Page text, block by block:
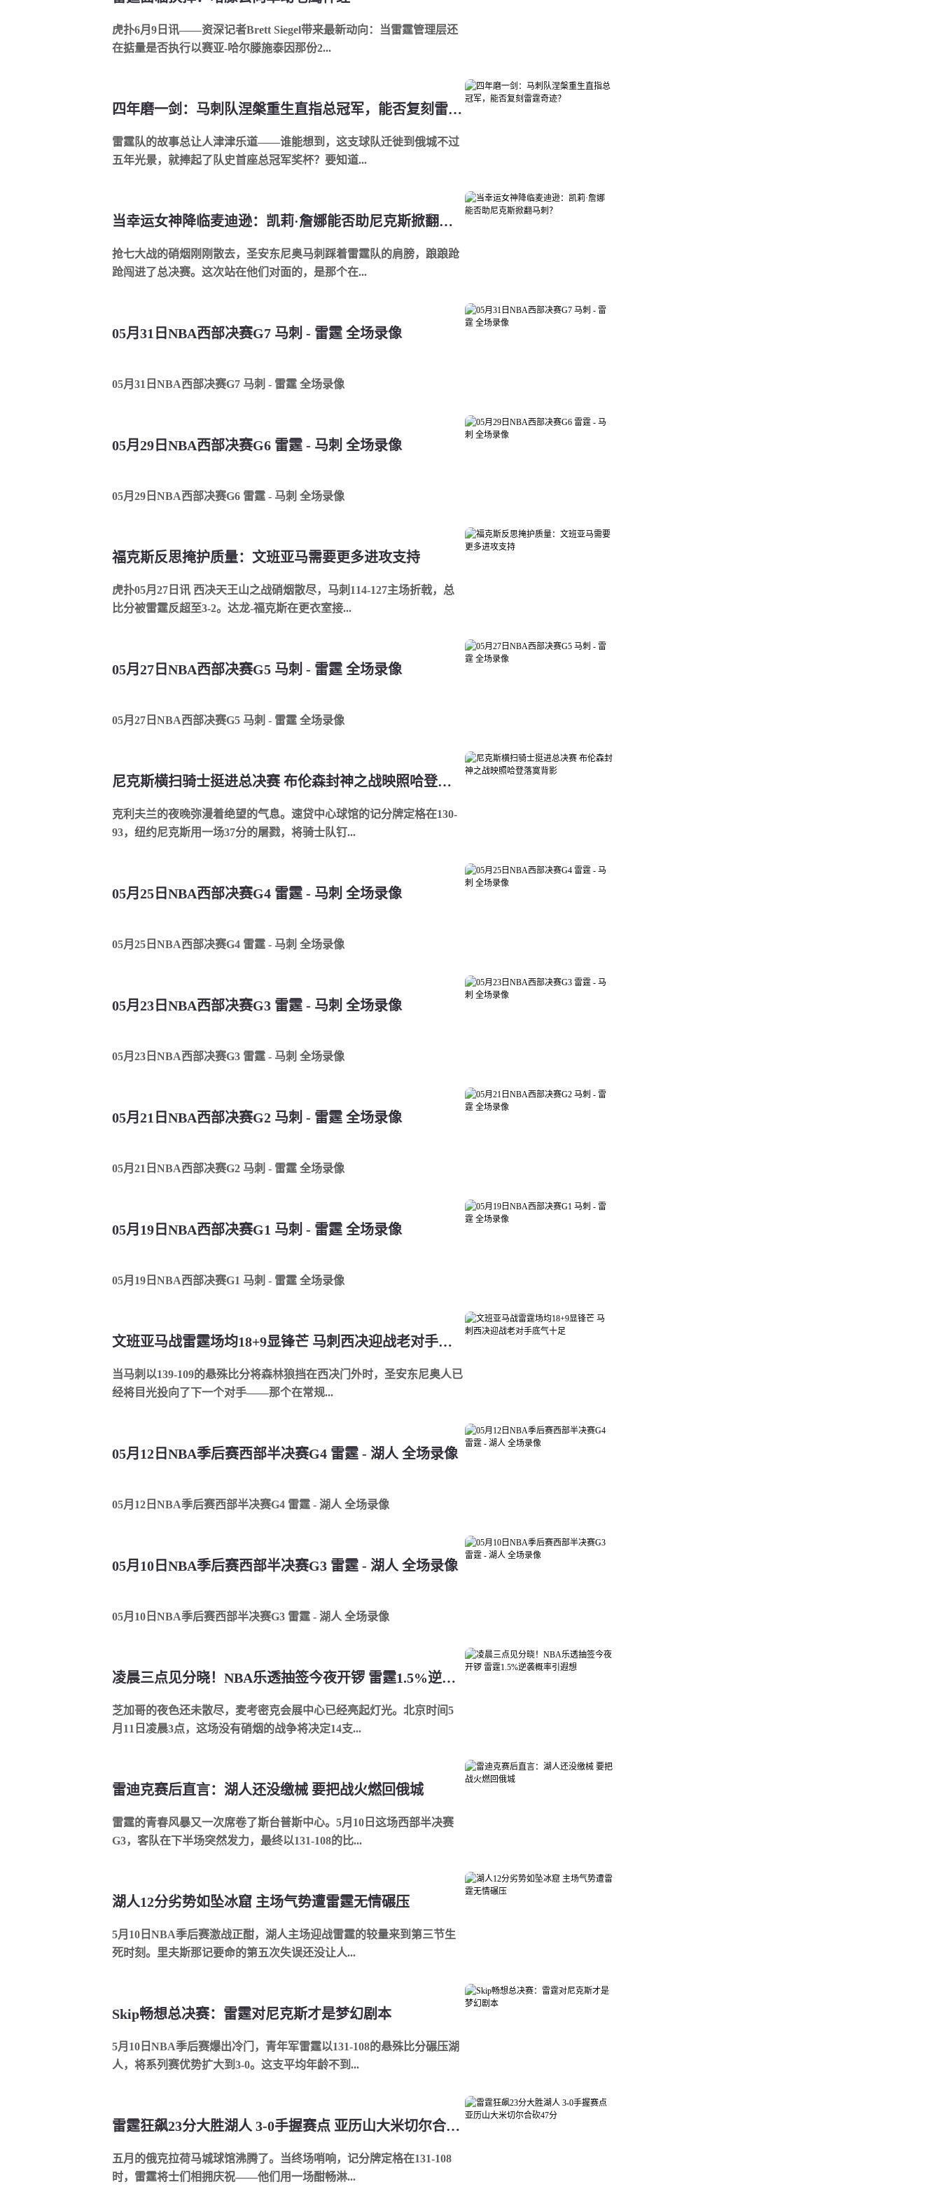
虎扑6月9日讯——资深记者Brett Siegel带来最新动向：当雷霆管理层还
在掂量是否执行以赛亚-哈尔滕施泰因那份2...
四年磨一剑：马刺队涅槃重生直指总冠军，能否复刻雷霆奇迹？
雷霆队的故事总让人津津乐道——谁能想到，这支球队迁徙到俄城不过
五年光景，就捧起了队史首座总冠军奖杯？要知道...
当幸运女神降临麦迪逊：凯莉·詹娜能否助尼克斯掀翻马刺？
抢七大战的硝烟刚刚散去，圣安东尼奥马刺踩着雷霆队的肩膀，踉踉跄
跄闯进了总决赛。这次站在他们对面的，是那个在...
05月31日NBA西部决赛G7 马刺 - 雷霆 全场录像
05月31日NBA西部决赛G7 马刺 - 雷霆 全场录像
05月29日NBA西部决赛G6 雷霆 - 马刺 全场录像
05月29日NBA西部决赛G6 雷霆 - 马刺 全场录像
福克斯反思掩护质量：文班亚马需要更多进攻支持
虎扑05月27日讯 西决天王山之战硝烟散尽，马刺114-127主场折戟，总
比分被雷霆反超至3-2。达龙-福克斯在更衣室接...
05月27日NBA西部决赛G5 马刺 - 雷霆 全场录像
05月27日NBA西部决赛G5 马刺 - 雷霆 全场录像
尼克斯横扫骑士挺进总决赛 布伦森封神之战映照哈登落寞背影
克利夫兰的夜晚弥漫着绝望的气息。速贷中心球馆的记分牌定格在130-
93，纽约尼克斯用一场37分的屠戮，将骑士队钉...
05月25日NBA西部决赛G4 雷霆 - 马刺 全场录像
05月25日NBA西部决赛G4 雷霆 - 马刺 全场录像
05月23日NBA西部决赛G3 雷霆 - 马刺 全场录像
05月23日NBA西部决赛G3 雷霆 - 马刺 全场录像
05月21日NBA西部决赛G2 马刺 - 雷霆 全场录像
05月21日NBA西部决赛G2 马刺 - 雷霆 全场录像
05月19日NBA西部决赛G1 马刺 - 雷霆 全场录像
05月19日NBA西部决赛G1 马刺 - 雷霆 全场录像
文班亚马战雷霆场均18+9显锋芒 马刺西决迎战老对手底气十足
当马刺以139-109的悬殊比分将森林狼挡在西决门外时，圣安东尼奥人已
经将目光投向了下一个对手——那个在常规...
05月12日NBA季后赛西部半决赛G4 雷霆 - 湖人 全场录像
05月12日NBA季后赛西部半决赛G4 雷霆 - 湖人 全场录像
05月10日NBA季后赛西部半决赛G3 雷霆 - 湖人 全场录像
05月10日NBA季后赛西部半决赛G3 雷霆 - 湖人 全场录像
凌晨三点见分晓！NBA乐透抽签今夜开锣 雷霆1.5%逆袭概率引遐想
芝加哥的夜色还未散尽，麦考密克会展中心已经亮起灯光。北京时间5
月11日凌晨3点，这场没有硝烟的战争将决定14支...
雷迪克赛后直言：湖人还没缴械 要把战火燃回俄城
雷霆的青春风暴又一次席卷了斯台普斯中心。5月10日这场西部半决赛
G3，客队在下半场突然发力，最终以131-108的比...
湖人12分劣势如坠冰窟 主场气势遭雷霆无情碾压
5月10日NBA季后赛激战正酣，湖人主场迎战雷霆的较量来到第三节生
死时刻。里夫斯那记要命的第五次失误还没让人...
Skip畅想总决赛：雷霆对尼克斯才是梦幻剧本
5月10日NBA季后赛爆出冷门，青年军雷霆以131-108的悬殊比分碾压湖
人，将系列赛优势扩大到3-0。这支平均年龄不到...
雷霆狂飙23分大胜湖人 3-0手握赛点 亚历山大米切尔合砍47分
五月的俄克拉荷马城球馆沸腾了。当终场哨响，记分牌定格在131-108
时，雷霆将士们相拥庆祝——他们用一场酣畅淋...